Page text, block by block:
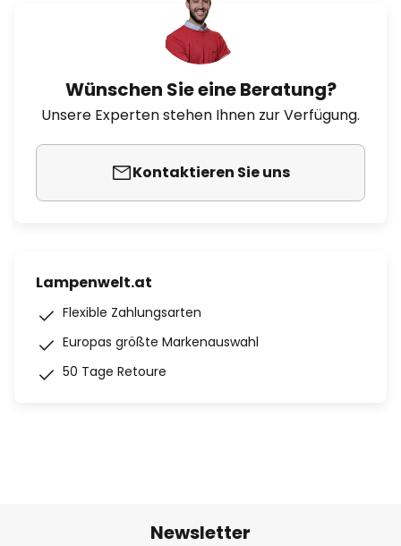
Wünschen Sie eine Beratung?
Unsere Experten stehen Ihnen zur Verfügung.
Kontaktieren Sie uns
Lampenwelt.at
Flexible Zahlungsarten
Europas größte Markenauswahl
50 Tage Retoure
Newsletter